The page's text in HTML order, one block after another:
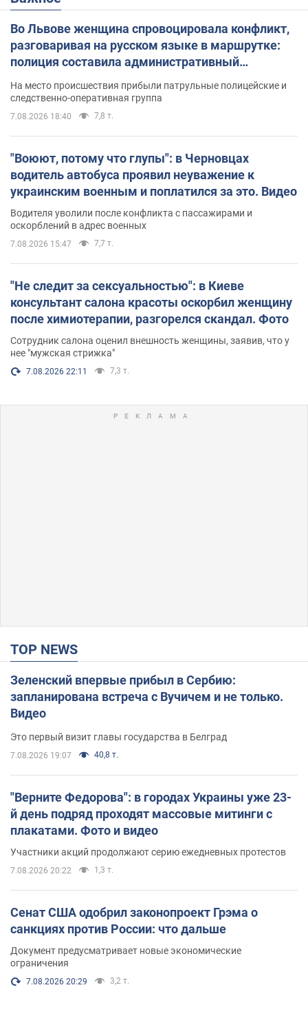
Во Львове женщина спровоцировала конфликт,
разговаривая на русском языке в маршрутке:
полиция составила административный
На место происшествия прибыли патрульные полицейские и
следственно-оперативная группа
7.08.2026 18:40 7,8 т.
"Воюют, потому что глупы": в Черновцах
водитель автобуса проявил неуважение к
украинским военным и поплатился за это. Видео
Водителя уволили после конфликта с пассажирами и
оскорблений в адрес военных
7.08.2026 15:47 7,7 т.
"Не следит за сексуальностью": в Киеве
консультант салона красоты оскорбил женщину
после химиотерапии, разгорелся скандал. Фото
Сотрудник салона оценил внешность женщины, заявив, что у
нее "мужская стрижка"
7.08.2026 22:11 7,3 т.
TOP NEWS
Зеленский впервые прибыл в Сербию:
запланирована встреча с Вучичем и не только.
Видео
Это первый визит главы государства в Белград
7.08.2026 19:07 40,8 т.
"Верните Федорова": в городах Украины уже 23-
й день подряд проходят массовые митинги с
плакатами. Фото и видео
Участники акций продолжают серию ежедневных протестов
7.08.2026 20:22 1,3 т.
Сенат США одобрил законопроект Грэма о
санкциях против России: что дальше
Документ предусматривает новые экономические
ограничения
7.08.2026 20:29 3,2 т.